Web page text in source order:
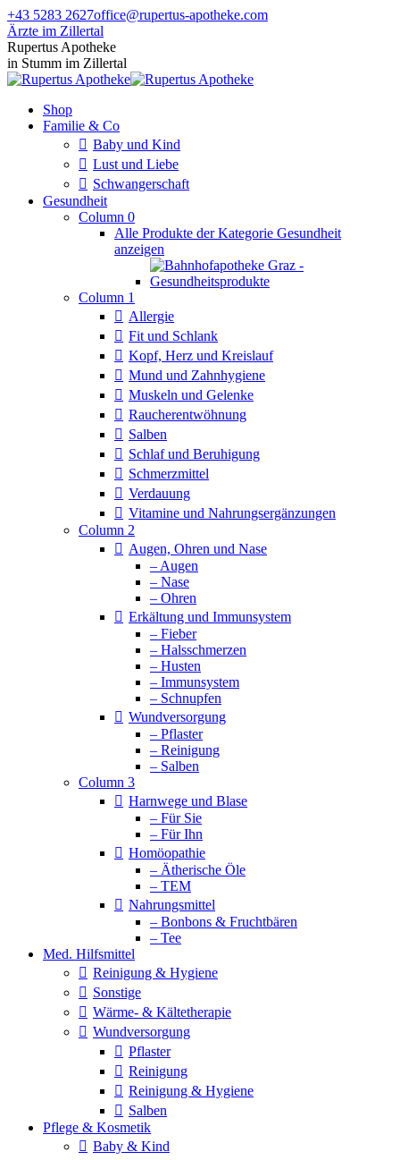
Zum
Inhalt
springen
+43 5283 2627office@rupertus-apotheke.com
Ärzte im Zillertal
Facebook
page
opens
new
window
Instagram
page
opens
new
window
Rupertus Apotheke
in Stumm im Zillertal
Shop
Familie & Co
Baby und Kind
Lust und Liebe
Schwangerschaft
Gesundheit
Column 0
Alle Produkte der Kategorie Gesundheit
anzeigen
Column 1
Allergie
Fit und Schlank
Kopf, Herz und Kreislauf
Mund und Zahnhygiene
Muskeln und Gelenke
Raucherentwöhnung
Salben
Schlaf und Beruhigung
Schmerzmittel
Verdauung
Vitamine und Nahrungsergänzungen
Column 2
Augen, Ohren und Nase
– Augen
– Nase
– Ohren
Erkältung und Immunsystem
– Fieber
– Halsschmerzen
– Husten
– Immunsystem
– Schnupfen
Wundversorgung
– Pflaster
– Reinigung
– Salben
Column 3
Harnwege und Blase
– Für Sie
– Für Ihn
Homöopathie
– Ätherische Öle
– TEM
Nahrungsmittel
– Bonbons & Fruchtbären
– Tee
Med. Hilfsmittel
Reinigung & Hygiene
Sonstige
Wärme- & Kältetherapie
Wundversorgung
Pflaster
Reinigung
Reinigung & Hygiene
Salben
Pflege & Kosmetik
Baby & Kind